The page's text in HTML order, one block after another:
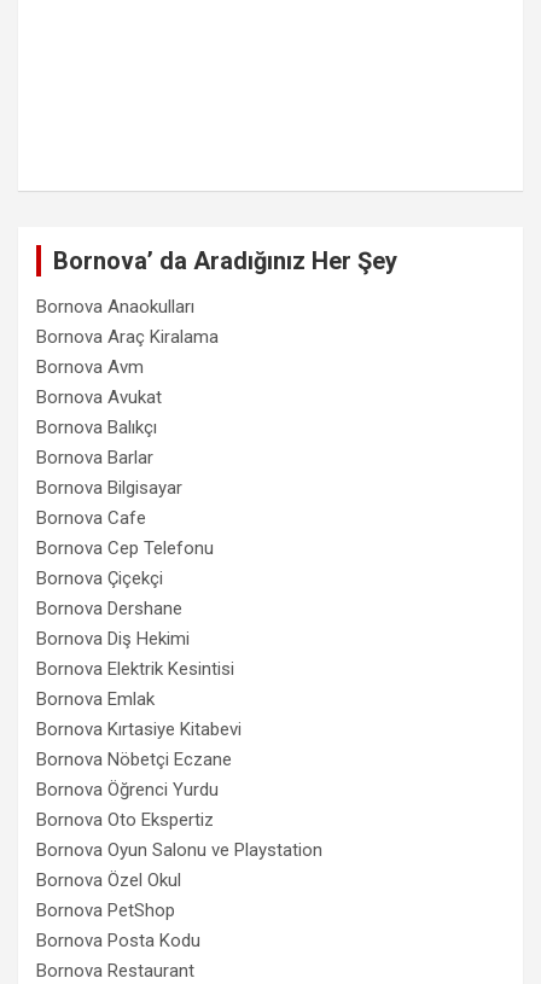
Bornova’ da Aradığınız Her Şey
Bornova Anaokulları
Bornova Araç Kiralama
Bornova Avm
Bornova Avukat
Bornova Balıkçı
Bornova Barlar
Bornova Bilgisayar
Bornova Cafe
Bornova Cep Telefonu
Bornova Çiçekçi
Bornova Dershane
Bornova Diş Hekimi
Bornova Elektrik Kesintisi
Bornova Emlak
Bornova Kırtasiye Kitabevi
Bornova Nöbetçi Eczane
Bornova Öğrenci Yurdu
Bornova Oto Ekspertiz
Bornova Oyun Salonu ve Playstation
Bornova Özel Okul
Bornova PetShop
Bornova Posta Kodu
Bornova Restaurant